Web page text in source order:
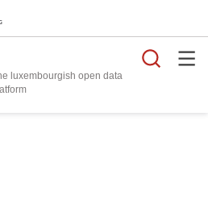
luxembourgish open data
platform